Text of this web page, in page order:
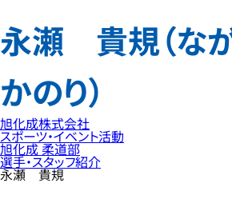
永瀬 貴規（な
かのり）
旭化成株式会社
スポーツ・イベント活動
旭化成 柔道部
選手・スタッフ紹介
永瀬 貴規